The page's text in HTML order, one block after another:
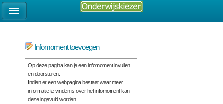
Infomoment toevoegen
Op deze pagina kan je een infomoment invullen
en doorsturen.
Indien er een webpagina bestaat waar meer
informatie te vinden is over het infomoment kan
deze ingevuld worden.